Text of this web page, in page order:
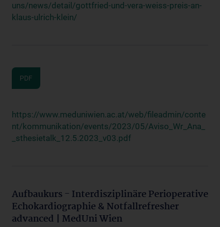
uns/news/detail/gottfried-und-vera-weiss-preis-an-
klaus-ulrich-klein/
PDF
https://www.meduniwien.ac.at/web/fileadmin/conte
nt/kommunikation/events/2023/05/Aviso_Wr_Ana_
_sthesietalk_12.5.2023_v03.pdf
Aufbaukurs - Interdisziplinäre Perioperative
Echokardiographie & Notfallrefresher
advanced | MedUni Wien